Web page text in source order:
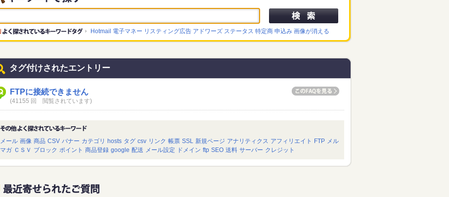
Hotmail 電子マネー リスティング広告 アドワーズ ステータス 特定商 申込み 画像が消える
タグ付けされたエントリー
FTPに接続できません
(41155 回 閲覧されています)
メール 画像 商品 CSV バナー カテゴリ hosts タグ csv リンク 帳票 SSL 新規ページ アナリティクス アフィリエイト FTP メル
マガ ＣＳＶ ブロック ポイント 商品登録 google 配送 メール設定 ドメイン ftp SEO 送料 サーバー クレジット